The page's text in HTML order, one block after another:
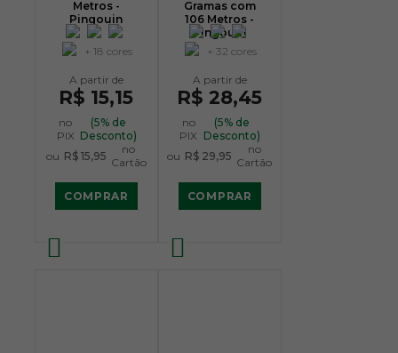
Metros -
Pingouin
+ 18 cores
R$ 15,15
no
PIX
(5% de
Desconto)
ou R$ 15,95
no
Cartão
COMPRAR
Gramas com
106 Metros -
Pingouin
+ 32 cores
R$ 28,45
no
PIX
(5% de
Desconto)
ou R$ 29,95
no
Cartão
COMPRAR